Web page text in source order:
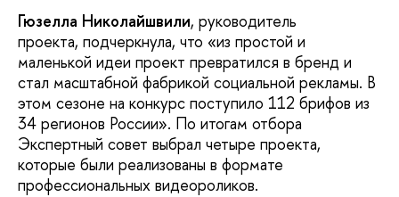
Гюзелла Николайшвили, руководитель
проекта, подчеркнула, что «из простой и
маленькой идеи проект превратился в бренд и
стал масштабной фабрикой социальной рекламы. В
этом сезоне на конкурс поступило 112 брифов из
34 регионов России». По итогам отбора
Экспертный совет выбрал четыре проекта,
которые были реализованы в формате
профессиональных видеороликов.